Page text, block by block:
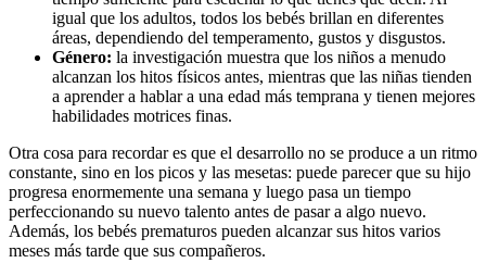
igual que los adultos, todos los bebés brillan en diferentes
áreas, dependiendo del temperamento, gustos y disgustos.
Género: la investigación muestra que los niños a menudo
alcanzan los hitos físicos antes, mientras que las niñas tienden
a aprender a hablar a una edad más temprana y tienen mejores
habilidades motrices finas.
Otra cosa para recordar es que el desarrollo no se produce a un ritmo
constante, sino en los picos y las mesetas: puede parecer que su hijo
progresa enormemente una semana y luego pasa un tiempo
perfeccionando su nuevo talento antes de pasar a algo nuevo.
Además, los bebés prematuros pueden alcanzar sus hitos varios
meses más tarde que sus compañeros.